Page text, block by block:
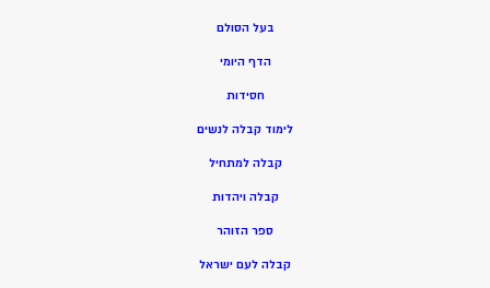
בעל הסולם
הדף היומי
חסידות
לימוד קבלה לנשים
קבלה למתחיל
קבלה ויהדות
ספר הזוהר
קבלה לעם ישראל